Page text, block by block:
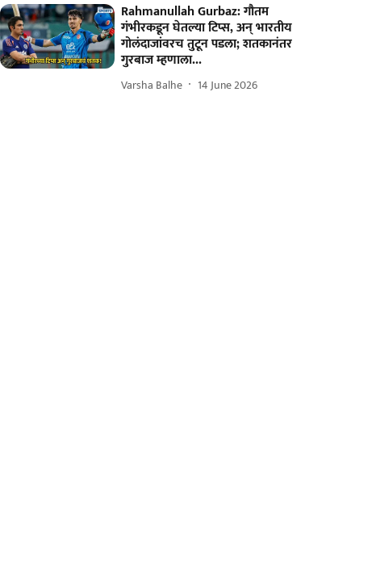
Rahmanullah Gurbaz: गौतम
गंभीरकडून घेतल्या टिप्स, अन् भारतीय
गोलंदाजांवरच तुटून पडला; शतकानंतर
गुरबाज म्हणाला...
Varsha Balhe 14 June 2026